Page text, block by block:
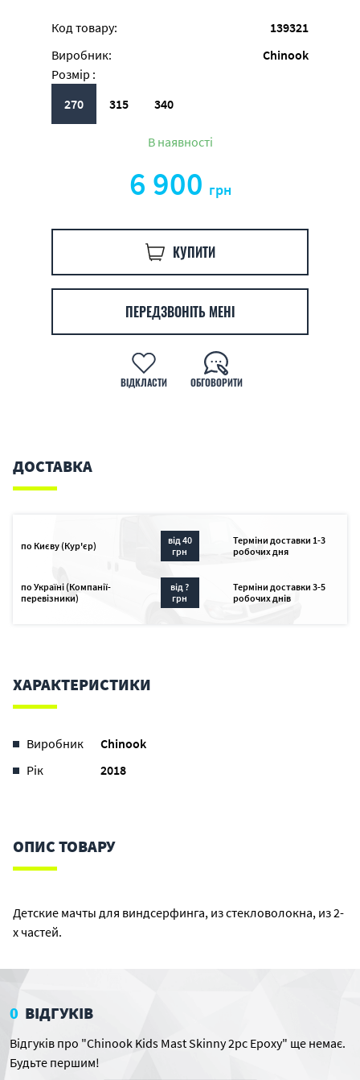
Код товару:
139321
Виробник:
Chinook
Розмір :
270
315 340
В наявності
6 900 грн
КУПИТИ
ПЕРЕДЗВОНІТЬ МЕНІ
ВІДКЛАСТИ ОБГОВОРИТИ
ДОСТАВКА
по Києву (Кур'єр)
від 40
грн
Терміни доставки 1-3
робочих дня
по Україні (Компанії-
перевізники)
від ?
грн
Терміни доставки 3-5
робочих днів
ХАРАКТЕРИСТИКИ
Виробник
Chinook
Рік
2018
ОПИС ТОВАРУ
Детские мачты для виндсерфинга, из стекловолокна, из 2-
х частей.
0 ВІДГУКІВ
Відгуків про "Chinook Kids Mast Skinny 2pc Epoxy" ще немає.
Будьте першим!